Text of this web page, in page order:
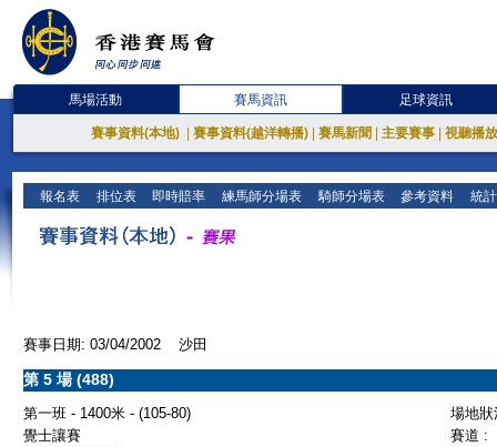
馬場活動 賽馬資訊 足球資訊
賽事資料(本地) 賽事資料(越洋轉播) 賽馬新聞 主要賽事 視聽播
報名表 排位表 即時賠率 練馬師分場表 騎師分場表 參考資料 統
賽事日期: 03/04/2002 沙田
第 5 場 (488)
第一班 - 1400米 - (105-80)
場地
覺士讓賽
賽道 :